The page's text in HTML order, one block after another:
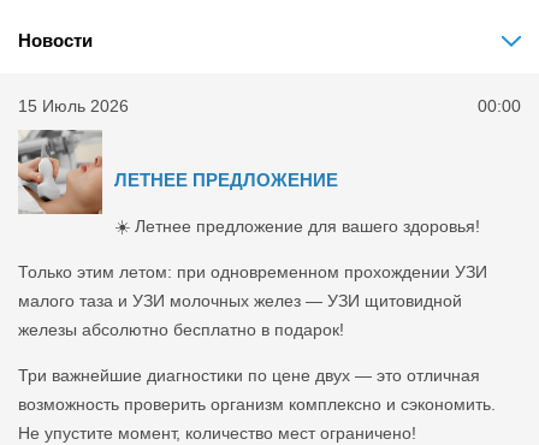
Новости
15 Июль 2026 00:00
ЛЕТНЕЕ ПРЕДЛОЖЕНИЕ
☀️ Летнее предложение для вашего здоровья!
Только этим летом: при одновременном прохождении УЗИ
малого таза и УЗИ молочных желез — УЗИ щитовидной
железы абсолютно бесплатно в подарок!
Три важнейшие диагностики по цене двух — это отличная
возможность проверить организм комплексно и сэкономить.
Не упустите момент, количество мест ограничено!